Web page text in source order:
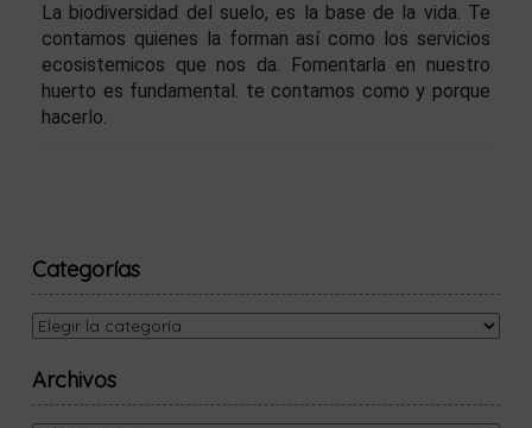
La biodiversidad del suelo, es la base de la vida. Te
contamos quienes la forman así como los servicios
ecosistemicos que nos da. Fomentarla en nuestro
huerto es fundamental. te contamos como y porque
hacerlo.
Categorías
Categorías
Archivos